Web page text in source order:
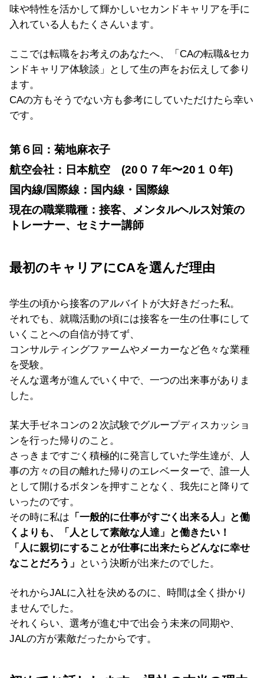
味や特性を活かして輝かしいセカンドキャリアを手に
入れている人もたくさんいます。
ここでは転職をお考えのあなたへ、「CAの転職&セカ
ンドキャリア体験談」として生の声をお伝えして参り
ます。
CAの方もそうでない方も参考にしていただけたら幸い
です。
第６回：菊地麻衣子
航空会社：日本航空 (20０７年〜20１０年)
国内線/国際線：国内線・国際線
現在の職業職種：接客、メンタルヘルス対策の
トレーナー、セミナー講師
最初のキャリアにCAを選んだ理由
学生の頃から接客のアルバイトが大好きだった私。
それでも、就職活動の頃には接客を一生の仕事にして
いくことへの自信が持てず、
コンサルティングファームやメーカーなど色々な業種
を受験。
そんな選考が進んでいく中で、一つの出来事がありま
した。
某大手ゼネコンの２次試験でグループディスカッショ
ンを行った帰りのこと。
さっきまですごく積極的に発言していた学生達が、人
事の方々の目の離れた帰りのエレベーターで、誰一人
として開けるボタンを押すことなく、我先にと降りて
いったのです。
その時に私は 「一般的に仕事がすごく出来る人」と働
くよりも、「人として素敵な人達」と働きたい！
「人に親切にすることが仕事に出来たらどんなに幸せ
なことだろう」
という決断が出来たのでした。
それからJALに入社を決めるのに、時間は全く掛かり
ませんでした。
それくらい、選考が進む中で出会う未来の同期や、
JALの方が素敵だったからです。